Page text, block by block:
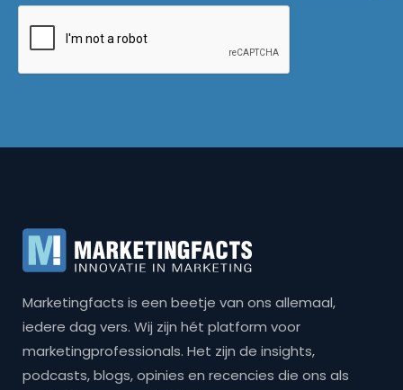
Marketingfacts is een beetje van ons allemaal,
iedere dag vers. Wij zijn hét platform voor
marketingprofessionals. Het zijn de insights,
podcasts, blogs, opinies en recencies die ons als